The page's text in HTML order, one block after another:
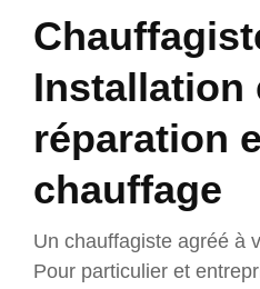
Installation
réparation
chauffage
Un chauffagiste agréé à
Pour particulier et